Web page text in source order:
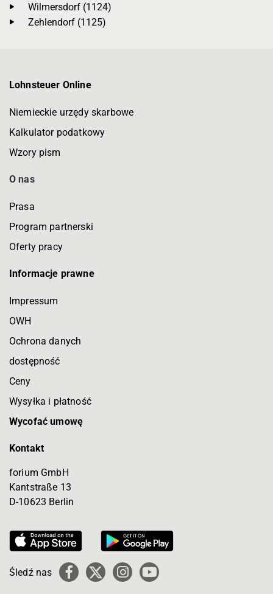
Wilmersdorf (1124)
Zehlendorf (1125)
Lohnsteuer Online
Niemieckie urzędy skarbowe
Kalkulator podatkowy
Wzory pism
O nas
Prasa
Program partnerski
Oferty pracy
Informacje prawne
Impressum
OWH
Ochrona danych
dostępność
Ceny
Wysyłka i płatność
Wycofać umowę
Kontakt
forium GmbH
Kantstraße 13
D-10623 Berlin
Śledź nas Facebook
X
Instagram